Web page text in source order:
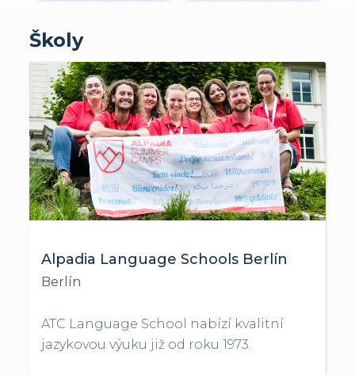
Školy
Alpadia Language Schools Berlín
Berlín
ATC Language School nabízí kvalitní
jazykovou výuku již od roku 1973.